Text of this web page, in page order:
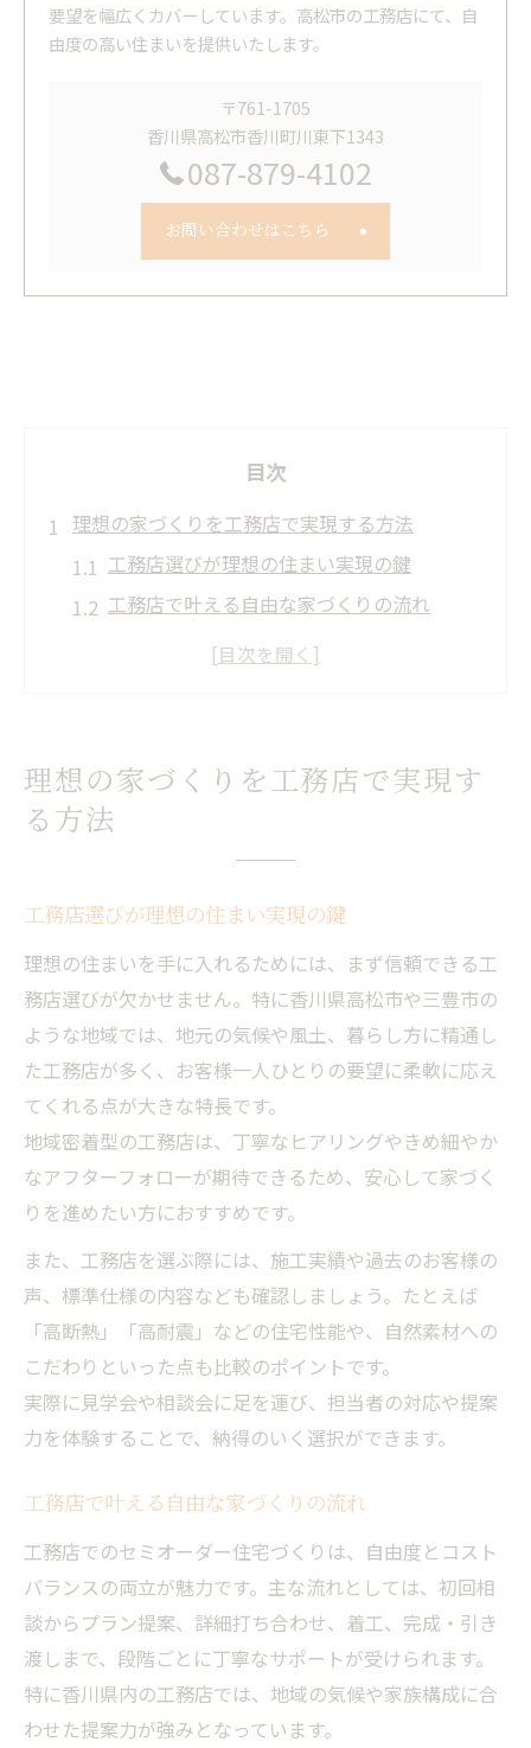
要望を幅広くカバーしています。高松市の工務店にて、自
由度の高い住まいを提供いたします。
〒761-1705
香川県高松市香川町川東下1343
087-879-4102
お問い合わせはこちら
目次
理想の家づくりを工務店で実現する方法
工務店選びが理想の住まい実現の鍵
工務店で叶える自由な家づくりの流れ
工務店の提案力で後悔しない家選びを実現
セミオーダー住宅が叶える納得の住まい選び
工務店のセミオーダー住宅で理想に近づく
工務店住宅で実現する予算内の快適空間
工務店の標準仕様とオプションの見極め方
自由度と安心感が魅力の工務店住宅とは
工務店住宅の自由度が生む快適な暮らし
工務店の高断熱・高耐震設計の安心感
工務店住宅で家族の希望を形にするコツ
工務店が提案する安心の保証とアフター対
応
工務店で自然素材の快適空間を実現
工務店を利用する家づくりのメリット解説
工務店のコストパフォーマンスに注目
工務店ならではの細やかな打合せ対応力
工務店が実現するデザインと性能の両立
工務店の地場密着型サービスの強み
工務店住宅の標準仕様と安心の保証内容
工務店のセミオーダー住宅で叶う暮らし
セミオーダー住宅で日々の動線を最適化
工務店の経験で快適さと機能性を両立
工務店で実現する将来見据えた住まい設計
工務店住宅のモデルハウスで体感できる魅
理想の家づくりを工務店で実現す
る方法
工務店選びが理想の住まい実現の鍵
理想の住まいを手に入れるためには、まず信頼できる工
務店選びが欠かせません。特に香川県高松市や三豊市の
ような地域では、地元の気候や風土、暮らし方に精通し
た工務店が多く、お客様一人ひとりの要望に柔軟に応え
てくれる点が大きな特長です。
地域密着型の工務店は、丁寧なヒアリングやきめ細やか
なアフターフォローが期待できるため、安心して家づく
りを進めたい方におすすめです。
また、工務店を選ぶ際には、施工実績や過去のお客様の
声、標準仕様の内容なども確認しましょう。たとえば
「高断熱」「高耐震」などの住宅性能や、自然素材への
こだわりといった点も比較のポイントです。
実際に見学会や相談会に足を運び、担当者の対応や提案
力を体験することで、納得のいく選択ができます。
工務店で叶える自由な家づくりの流れ
工務店でのセミオーダー住宅づくりは、自由度とコスト
バランスの両立が魅力です。主な流れとしては、初回相
談からプラン提案、詳細打ち合わせ、着工、完成・引き
渡しまで、段階ごとに丁寧なサポートが受けられます。
特に香川県内の工務店では、地域の気候や家族構成に合
わせた提案力が強みとなっています。